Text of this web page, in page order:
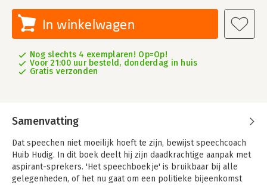
In winkelwagen
Nog slechts 4 exemplaren! Op=Op!
Voor 21:00 uur besteld, donderdag in huis
Gratis verzonden
Samenvatting
Dat speechen niet moeilijk hoeft te zijn, bewijst speechcoach
Huib Hudig. In dit boek deelt hij zijn daadkrachtige aanpak met
aspirant-sprekers. 'Het speechboekje' is bruikbaar bij alle
gelegenheden, of het nu gaat om een politieke bijeenkomst